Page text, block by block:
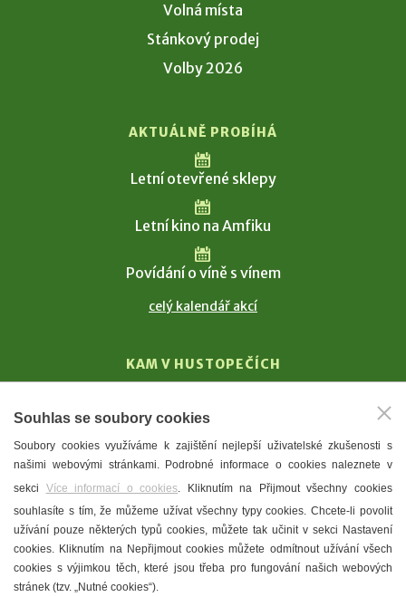
Volná místa
Stánkový prodej
Volby 2026
AKTUÁLNĚ PROBÍHÁ
Letní otevřené sklepy
Letní kino na Amfiku
Povídání o víně s vínem
celý kalendář akcí
KAM V HUSTOPEČÍCH
T. G. Masaryk
Mandloně
Ubytování
Restaurace
Městské muzeum a galerie
Denní meníčka
Souhlas se soubory cookies
Soubory cookies využíváme k zajištění nejlepší uživatelské zkušenosti s
našimi webovými stránkami. Podrobné informace o cookies naleznete v
sekci Více informací o cookies. Kliknutím na Přijmout všechny cookies
souhlasíte s tím, že můžeme užívat všechny typy cookies. Chcete-li povolit
užívání pouze některých typů cookies, můžete tak učinit v sekci Nastavení
cookies. Kliknutím na Nepřijmout cookies můžete odmítnout užívání všech
cookies s výjimkou těch, které jsou třeba pro fungování našich webových
stránek (tzv. „Nutné cookies“).